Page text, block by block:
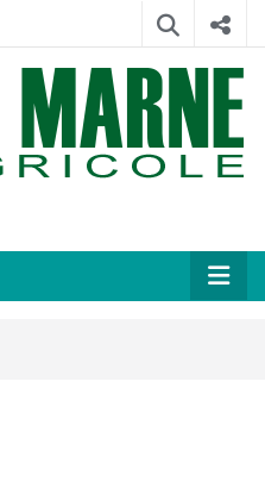
Agricole